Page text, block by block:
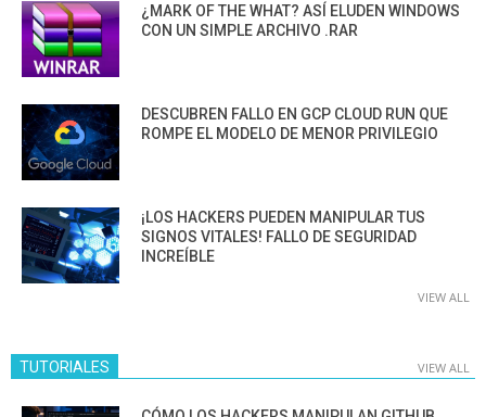
¿MARK OF THE WHAT? ASÍ ELUDEN WINDOWS
CON UN SIMPLE ARCHIVO .RAR
DESCUBREN FALLO EN GCP CLOUD RUN QUE
ROMPE EL MODELO DE MENOR PRIVILEGIO
¡LOS HACKERS PUEDEN MANIPULAR TUS
SIGNOS VITALES! FALLO DE SEGURIDAD
INCREÍBLE
VIEW ALL
TUTORIALES VIEW ALL